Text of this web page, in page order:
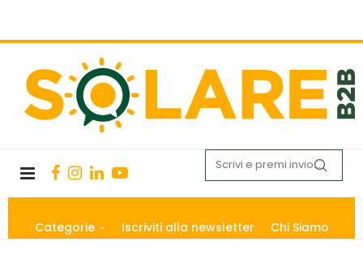
Categorie Iscriviti alla newsletter Chi Siamo